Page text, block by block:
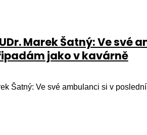
Marek Šatný: Ve své
jako v kavárně
Šatný: Ve své ambulanci si v